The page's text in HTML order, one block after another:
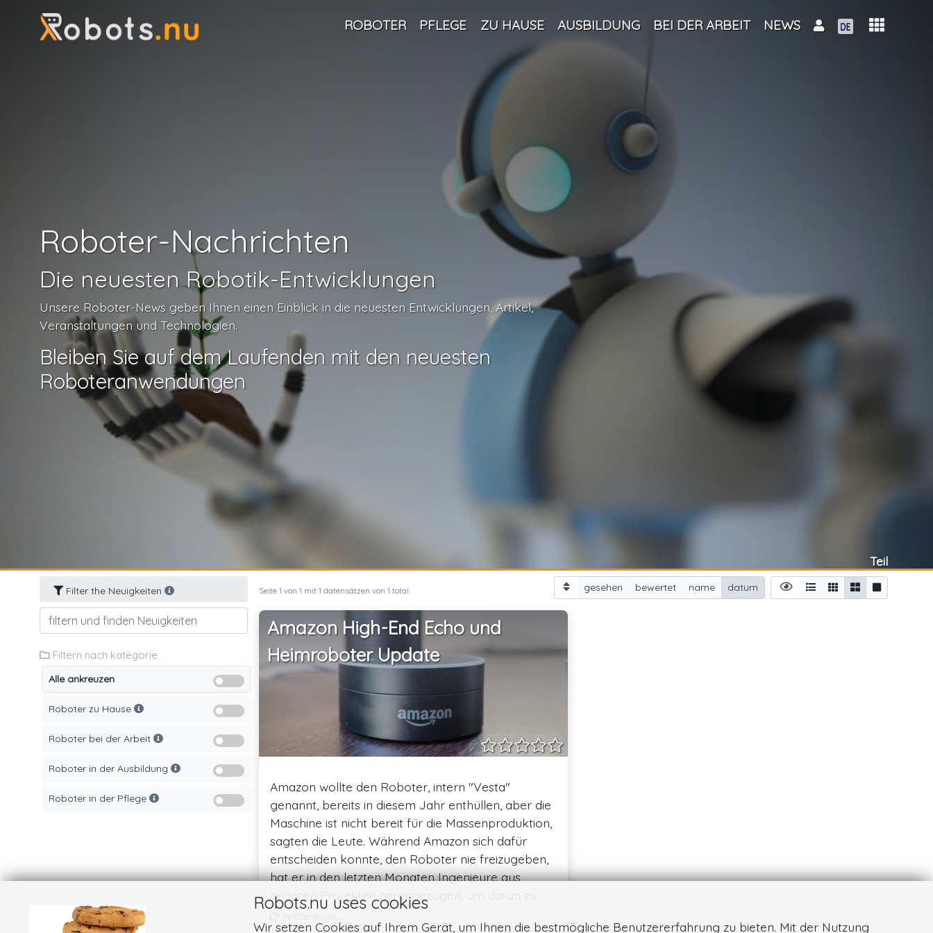
ROBOTER PFLEGE ZU HAUSE AUSBILDUNG BEI DER ARBEIT NEWS
Roboter-Nachrichten
Die neuesten Robotik-Entwicklungen
Unsere Roboter-News geben Ihnen einen Einblick in die neuesten Entwicklungen, Artikel,
Veranstaltungen und Technologien.
Bleiben Sie auf dem Laufenden mit den neuesten
Roboteranwendungen
Teil
Filter the Neuigkeiten
Filtern nach kategorie
Alle ankreuzen
Roboter zu Hause
Roboter bei der Arbeit
Roboter in der Ausbildung
Roboter in der Pflege
gesehen bewertet name datum
Seite 1 von 1 mit 1 datensätzen von 1 total
Amazon High-End Echo und
Heimroboter Update
Amazon wollte den Roboter, intern "Vesta"
genannt, bereits in diesem Jahr enthüllen, aber die
Maschine ist nicht bereit für die Massenproduktion,
sagten die Leute. Während Amazon sich dafür
entscheiden konnte, den Roboter nie freizugeben,
hat er in den letzten Monaten Ingenieure aus
anderen Projekten herangezogen, um daran zu
arbeiten, vielleicht ein Signal, das das Unternehmen
Robots.nu uses cookies
Wir setzen Cookies auf Ihrem Gerät, um Ihnen die bestmögliche Benutzererfahrung zu bieten. Mit der Nutzung